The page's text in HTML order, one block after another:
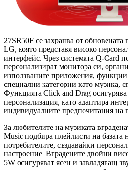
27SR50F се захранва от
LG, която представя високо
интерфейс. Чрез системата Q-Card
персонализират монитора си,
използваните приложения,
специални категории като музика,
Функцията Click and Drag осигурява
персонализация, като адаптира
индивидуалните предпочитания на
За любителите на музиката
Music подбира плейлисти на базата
потребителите, създавайки
настроение. Вградените двойни
5W осигуряват ясен и завладяващ